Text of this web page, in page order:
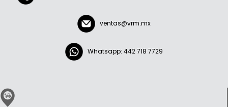
ventas@vrm.mx
Whatsapp: 442 718 7729